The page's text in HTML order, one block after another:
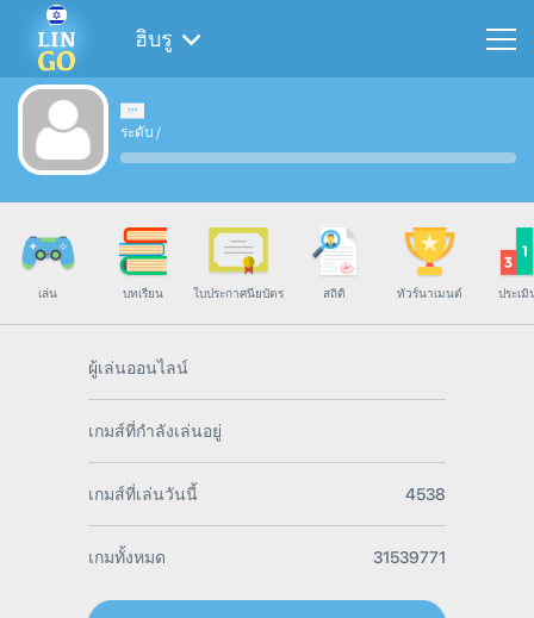
ฮิบรู
ระดับ /
เล่น บทเรียน ใบประกาศนียบัตร สถิติ ทัวร์นาเมนต์ ประเมิ
ผู้เล่นออนไลน์
เกมส์ที่กำลังเล่นอยู่
เกมส์ที่เล่นวันนี้ 4538
เกมทั้งหมด 31539771